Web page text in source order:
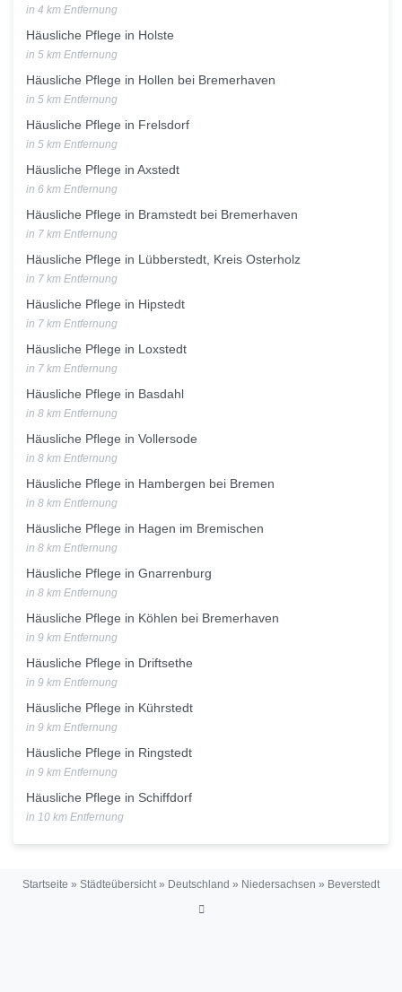
in 4 km Entfernung
Häusliche Pflege in Holste
in 5 km Entfernung
Häusliche Pflege in Hollen bei Bremerhaven
in 5 km Entfernung
Häusliche Pflege in Frelsdorf
in 5 km Entfernung
Häusliche Pflege in Axstedt
in 6 km Entfernung
Häusliche Pflege in Bramstedt bei Bremerhaven
in 7 km Entfernung
Häusliche Pflege in Lübberstedt, Kreis Osterholz
in 7 km Entfernung
Häusliche Pflege in Hipstedt
in 7 km Entfernung
Häusliche Pflege in Loxstedt
in 7 km Entfernung
Häusliche Pflege in Basdahl
in 8 km Entfernung
Häusliche Pflege in Vollersode
in 8 km Entfernung
Häusliche Pflege in Hambergen bei Bremen
in 8 km Entfernung
Häusliche Pflege in Hagen im Bremischen
in 8 km Entfernung
Häusliche Pflege in Gnarrenburg
in 8 km Entfernung
Häusliche Pflege in Köhlen bei Bremerhaven
in 9 km Entfernung
Häusliche Pflege in Driftsethe
in 9 km Entfernung
Häusliche Pflege in Kührstedt
in 9 km Entfernung
Häusliche Pflege in Ringstedt
in 9 km Entfernung
Häusliche Pflege in Schiffdorf
in 10 km Entfernung
Startseite » Städteübersicht» Deutschland » Niedersachsen » Beverstedt